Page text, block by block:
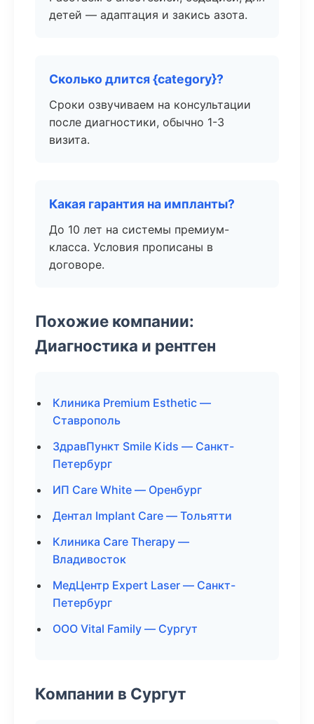
детей — адаптация и закись азота.
Сколько длится {category}?
Сроки озвучиваем на консультации
после диагностики, обычно 1-3
визита.
Какая гарантия на импланты?
До 10 лет на системы премиум-
класса. Условия прописаны в
договоре.
Похожие компании:
Диагностика и рентген
Клиника Premium Esthetic —
Ставрополь
ЗдравПункт Smile Kids — Санкт-
Петербург
ИП Care White — Оренбург
Дентал Implant Care — Тольятти
Клиника Care Therapy —
Владивосток
МедЦентр Expert Laser — Санкт-
Петербург
ООО Vital Family — Сургут
Компании в Сургут